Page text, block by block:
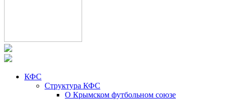
КФС
Структура КФС
О Крымском футбольном союзе